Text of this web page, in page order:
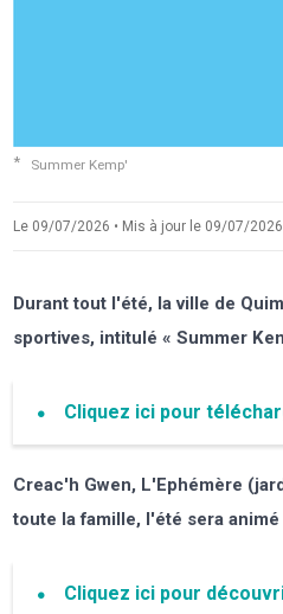
Summer Kemp'
Le 09/07/2026 • Mis à jour le 09/07/
Durant tout l'été, la ville de
sportives, intitulé « Summer
Cliquez ici pour
Creac'h Gwen, L'Ephémère
toute la famille, l'été sera
Cliquez ici pour